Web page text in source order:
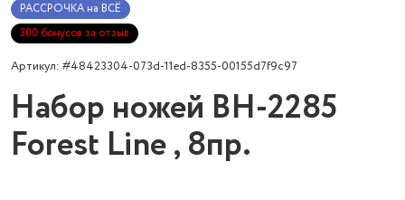
РАССРОЧКА на ВСЁ
300 бонусов за отзыв
Артикул: #48423304-073d-11ed-8355-00155d7f9c97
Набор ножей BH-2285
Forest Line , 8пр.